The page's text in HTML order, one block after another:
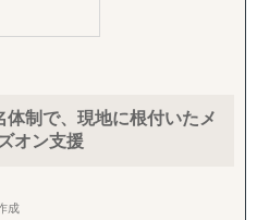
ジプト・ジンバブエ・ケニ
ンチン・メキシコ
いない企業さまの「意思決定
に併走。米国プランでは
ットします。
ッケージ
）】
て、有望国選定・需要調
ーク：
特化した現地密着型のサポー
：
なく、進出後の事業推進ま
制で、現地に根付いたメ
オン支援
成